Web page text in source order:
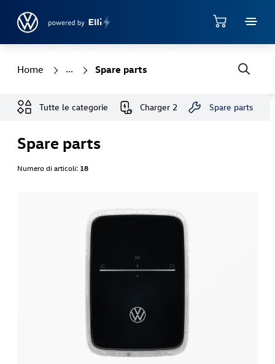
Home ShopSpare parts
Tutte le categorie Charger 2 Spare parts
Spare parts
Numero di articoli: 18